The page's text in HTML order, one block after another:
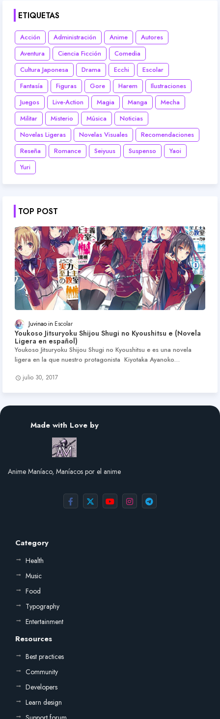
ETIQUETAS
Acción Administración Anime
Autores
Aventura
Ciencia Ficción
Comedia
Cultura Japonesa
Drama Ecchi
Escolar
Fantasía
Figuras Gore Harem
Ilustraciones
Juegos
Live-Action Magia Manga
Mecha
Militar
Misterio Música
Noticias
Novelas Ligeras
Novelas Visuales
Recomendaciones
Reseña
Romance Seiyuus Suspenso
Yaoi
Yuri
TOP POST
Juvinao Escolar
Youkoso Jitsuryoku Shijou Shugi no Kyoushitsu e (Novela
Ligera en español)
Youkoso Jitsuryoku Shijou Shugi no Kyoushitsu e es una novela
ligera en la que nuestro protagonista Kiyotaka Ayanoko…
julio 30, 2017
Made with Love by
Anime Maníaco, Maníacos por el anime
Category
Health
Music
Food
Typography
Entertainment
Resources
Best practices
Community
Developers
Learn design